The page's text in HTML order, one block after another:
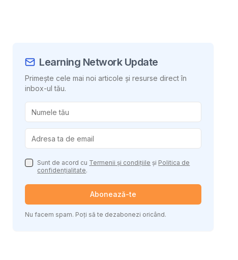
conținutul
Learning Network Update
Primește cele mai noi articole și resurse direct în
inbox-ul tău.
Sunt de acord cu Termenii și condițiile și Politica de
confidențialitate.
Abonează-te
Nu facem spam. Poți să te dezabonezi oricând.